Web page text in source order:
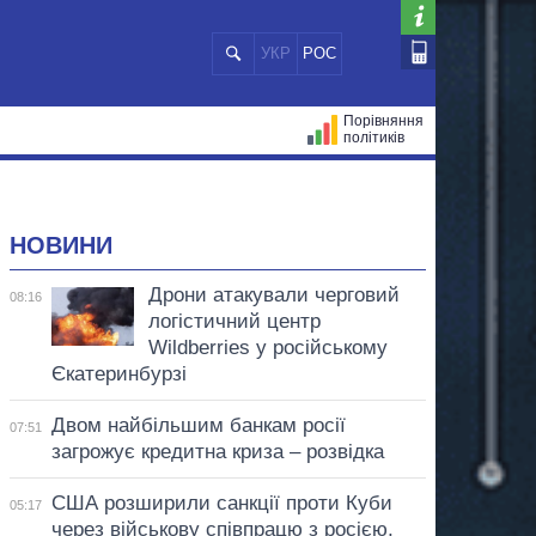
УКР РОС
Порівняння
політиків
НОВИНИ
08:16
Дрони атакували черговий
логістичний центр
Wildberries у російському
Єкатеринбурзі
07:51
Двом найбільшим банкам росії
загрожує кредитна криза – розвідка
05:17
США розширили санкції проти Куби
через військову співпрацю з росією,